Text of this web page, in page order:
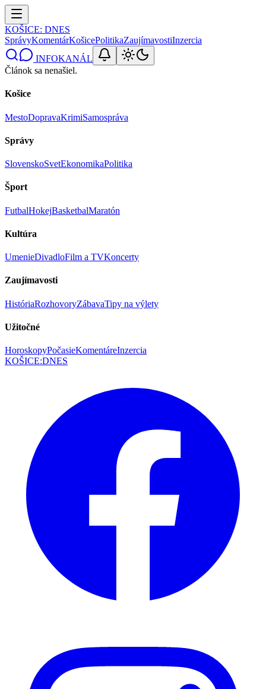
KOŠICE: DNES
SprávyKomentárKošicePolitikaZaujímavostiInzercia
INFOKANÁL
Článok sa nenašiel.
Košice
MestoDopravaKrimiSamospráva
Správy
SlovenskoSvetEkonomikaPolitika
Šport
FutbalHokejBasketbalMaratón
Kultúra
UmenieDivadloFilm a TVKoncerty
Zaujímavosti
HistóriaRozhovoryZábavaTipy na výlety
Užitočné
HoroskopyPočasieKomentáreInzercia
KOŠICE:DNES